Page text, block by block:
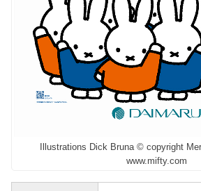
Illustrations Dick Bruna © copyright
www.mifty.com